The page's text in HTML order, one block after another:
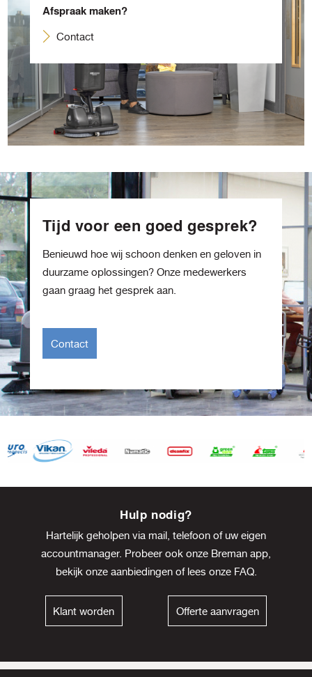
Afspraak maken?
Contact
Tijd voor een goed gesprek?
Benieuwd hoe wij schoon denken en geloven in
duurzame oplossingen? Onze medewerkers
gaan graag het gesprek aan.
Contact
Hulp nodig?
Hartelijk geholpen via mail, telefoon of uw eigen
accountmanager. Probeer ook onze Breman app,
bekijk onze aanbiedingenof lees onze FAQ.
Klant worden Offerte aanvragen